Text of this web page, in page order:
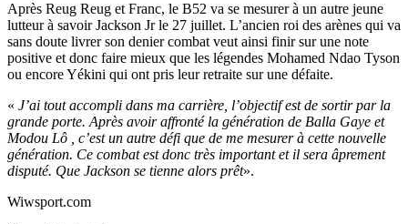
Après Reug Reug et Franc, le B52 va se mesurer à un autre jeune
lutteur à savoir Jackson Jr le 27 juillet. L’ancien roi des arènes qui va
sans doute livrer son denier combat veut ainsi finir sur une note
positive et donc faire mieux que les légendes Mohamed Ndao Tyson
ou encore Yékini qui ont pris leur retraite sur une défaite.
« J’ai tout accompli dans ma carrière, l’objectif est de sortir par la
grande porte. Après avoir affronté la génération de Balla Gaye et
Modou Lô , c’est un autre défi que de me mesurer à cette nouvelle
génération. Ce combat est donc très important et il sera âprement
disputé. Que Jackson se tienne alors prêt».
Wiwsport.com